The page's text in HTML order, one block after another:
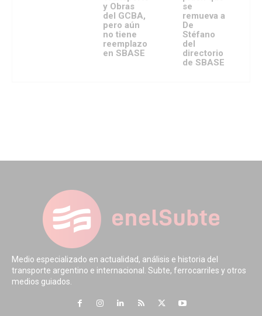
y Obras
del GCBA,
pero aún
no tiene
reemplazo
en SBASE
se
remueva a
De
Stéfano
del
directorio
de SBASE
Medio especializado en actualidad, análisis e historia del
transporte argentino e internacional. Subte, ferrocarriles y otros
medios guiados.